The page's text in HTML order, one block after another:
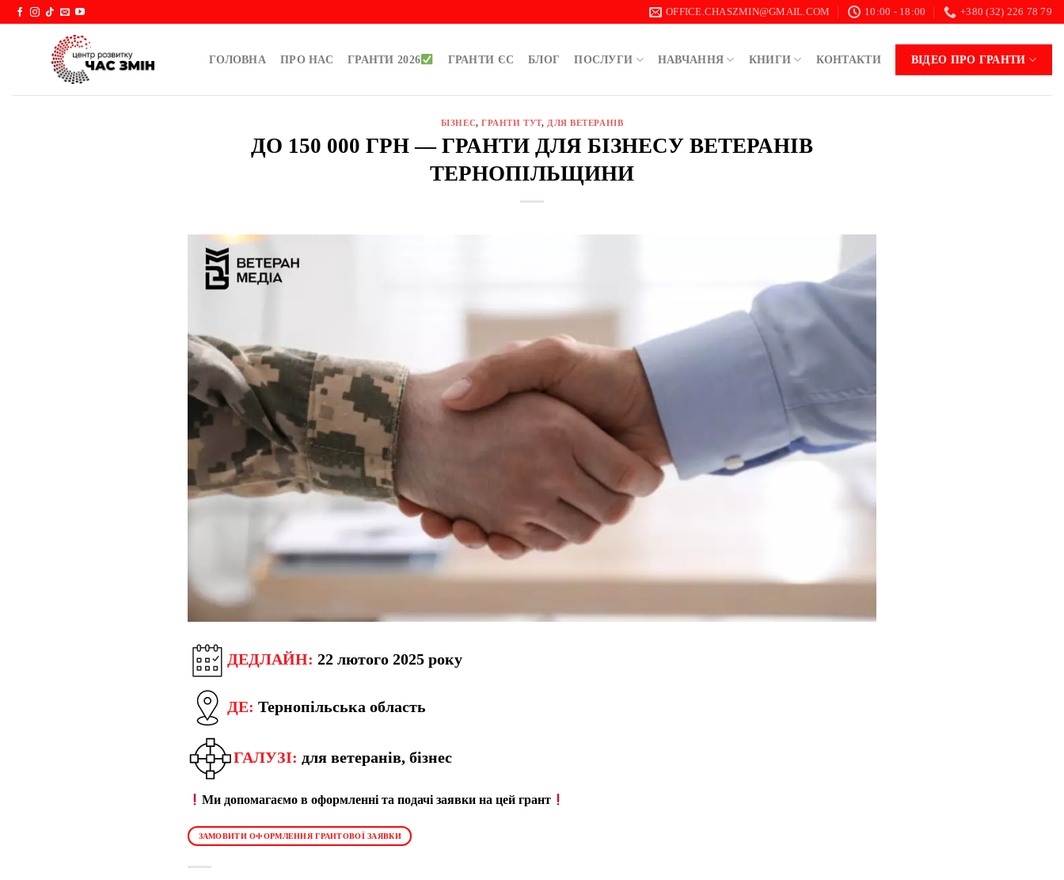
Skip
OFFICE.CHASZMIN@GMAIL.COM 10:00 - 18:00 +380 (32) 226 78 79
ГОЛОВНА ПРО НАС ГРАНТИ 2026 ГРАНТИ ЄС БЛОГ ПОСЛУГИ НАВЧАННЯ КНИГИ КОНТАКТИ ВІДЕО ПРО ГРАНТИ
БІЗНЕС,ГРАНТИ ТУТ, ДЛЯ ВЕТЕРАНІВ
ДО 150 000 ГРН — ГРАНТИ ДЛЯ БІЗНЕСУ ВЕТЕРАНІВ
ТЕРНОПІЛЬЩИНИ
ДЕДЛАЙН: 22 лютого 2025 року
ДЕ: Тернопільська область
ГАЛУЗІ: для ветеранів, бізнес
Ми допомагаємо в оформленні та подачі заявки на цей грант
ЗАМОВИТИ ОФОРМЛЕННЯ ГРАНТОВОЇ ЗАЯВКИ